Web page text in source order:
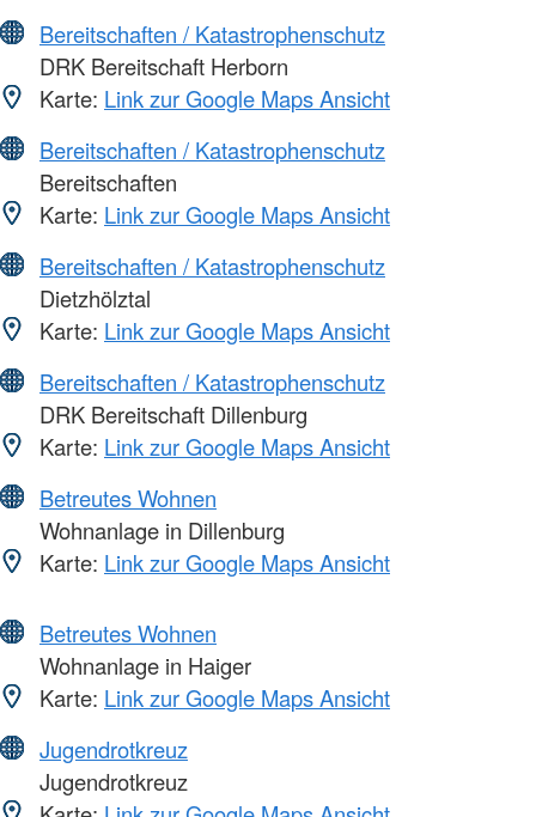
Bereitschaften / Katastrophenschutz
DRK Bereitschaft Herborn
Karte: Link zur Google Maps Ansicht
Bereitschaften / Katastrophenschutz
Bereitschaften
Karte: Link zur Google Maps Ansicht
Bereitschaften / Katastrophenschutz
Dietzhölztal
Karte: Link zur Google Maps Ansicht
Bereitschaften / Katastrophenschutz
DRK Bereitschaft Dillenburg
Karte: Link zur Google Maps Ansicht
Betreutes Wohnen
Wohnanlage in Dillenburg
Karte: Link zur Google Maps Ansicht
Betreutes Wohnen
Wohnanlage in Haiger
Karte: Link zur Google Maps Ansicht
Jugendrotkreuz
Jugendrotkreuz